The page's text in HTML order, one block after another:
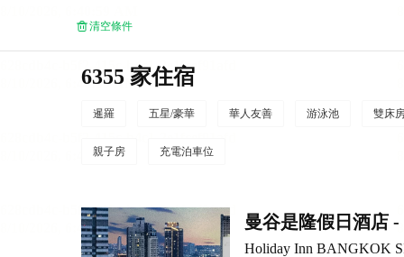
清空條件
6355 家住宿
暹羅 五星/豪華 華人友善 游泳池 雙床
親子房 充電泊車位
曼谷是隆假日酒店
Holiday Inn BANGKOK